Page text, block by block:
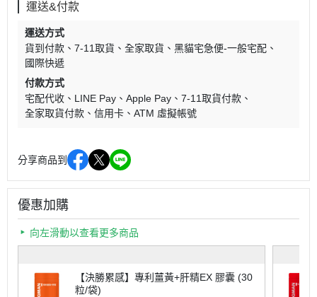
運送&付款
運送方式
貨到付款
7-11取貨 全家取貨
黑貓宅急便-一般宅配
國際快遞
付款方式
宅配代收
LINE Pay Apple Pay
7-11取貨付款
全家取貨付款
信用卡 ATM 虛擬帳號
分享商品到
優惠加購
向左滑動以查看更多商品
【決勝累感】專利薑黃+肝精EX 膠囊 (30
粒/袋)